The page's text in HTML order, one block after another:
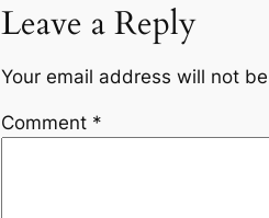
Leave a Reply
Your email address will not
Comment *